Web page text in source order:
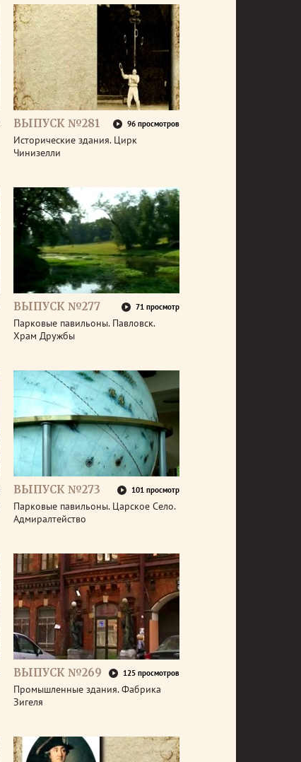
ВЫПУСК №281 96 просмотров
Исторические здания. Цирк
Чинизелли
ВЫПУСК №277 71 просмотр
Парковые павильоны. Павловск.
Храм Дружбы
ВЫПУСК №273 101 просмотр
Парковые павильоны. Царское Село.
Адмиралтейство
ВЫПУСК №269 125 просмотров
Промышленные здания. Фабрика
Зигеля